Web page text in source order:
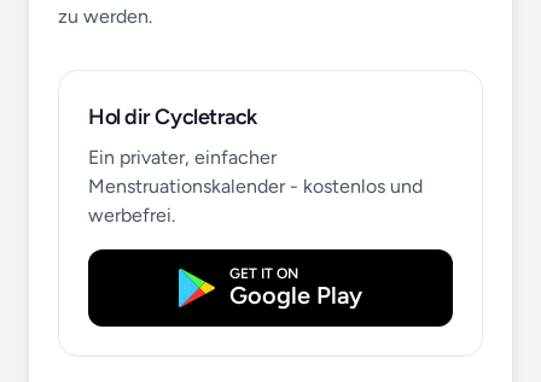
zu werden.
Hol dir Cycletrack
Ein privater, einfacher
Menstruationskalender - kostenlos und
werbefrei.
GET IT ON
Google Play